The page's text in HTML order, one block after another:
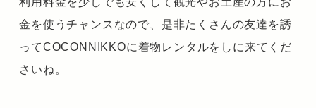
金を使うチャンスなので、是非たくさんの友達を誘
ってCOCONNIKKOに着物レンタルをしに来てくだ
さいね。